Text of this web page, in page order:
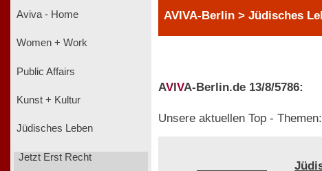
Aviva - Home
Women + Work
Public Affairs
Kunst + Kultur
Jüdisches Leben
Jetzt Erst Recht
AVIVA-Berlin > Jüdisches
AVIVA-Berlin.de 13/8/5786:
Unsere aktuellen Top - Themen: